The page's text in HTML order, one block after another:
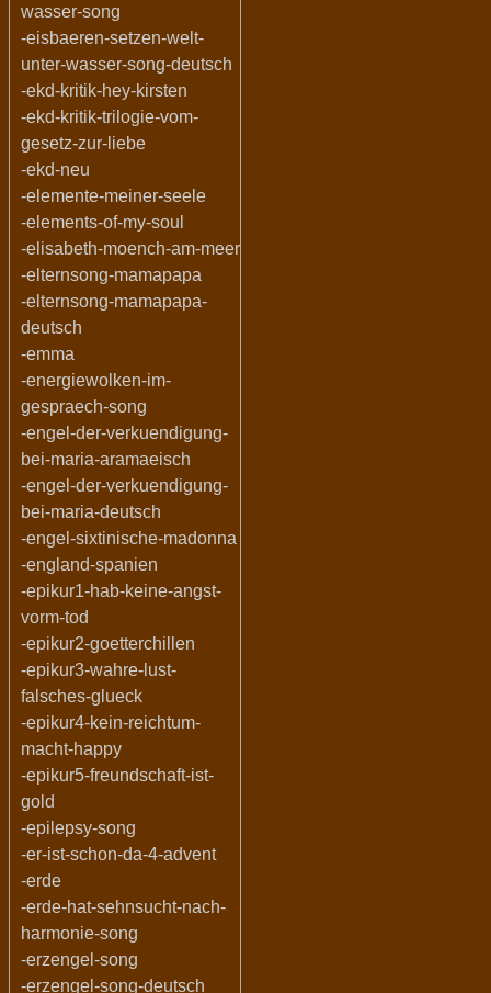
wasser-song
-eisbaeren-setzen-welt-
unter-wasser-song-deutsch
-ekd-kritik-hey-kirsten
-ekd-kritik-trilogie-vom-
gesetz-zur-liebe
-ekd-neu
-elemente-meiner-seele
-elements-of-my-soul
-elisabeth-moench-am-meer
-elternsong-mamapapa
-elternsong-mamapapa-
deutsch
-emma
-energiewolken-im-
gespraech-song
-engel-der-verkuendigung-
bei-maria-aramaeisch
-engel-der-verkuendigung-
bei-maria-deutsch
-engel-sixtinische-madonna
-england-spanien
-epikur1-hab-keine-angst-
vorm-tod
-epikur2-goetterchillen
-epikur3-wahre-lust-
falsches-glueck
-epikur4-kein-reichtum-
macht-happy
-epikur5-freundschaft-ist-
gold
-epilepsy-song
-er-ist-schon-da-4-advent
-erde
-erde-hat-sehnsucht-nach-
harmonie-song
-erzengel-song
-erzengel-song-deutsch